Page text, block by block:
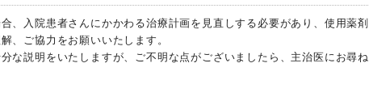
、入院患者さんにかかわる治療計画を見直しする必要があり、使用薬剤
、ご協力をお願いいたします。
な説明をいたしますが、ご不明な点がございましたら、主治医にお尋ね